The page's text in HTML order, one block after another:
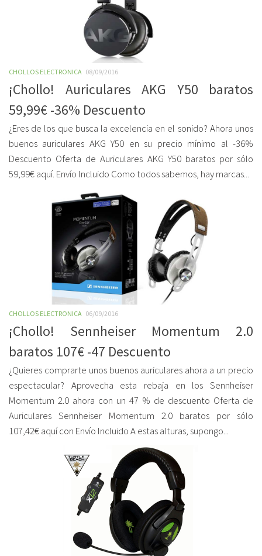
CHOLLOS ELECTRONICA 08/09/2016
¡Chollo! Auriculares AKG Y50 baratos
59,99€ -36% Descuento
¿Eres de los que busca la excelencia en el sonido? Ahora unos
buenos auriculares AKG Y50 en su precio mínimo al -36%
Descuento Oferta de Auriculares AKG Y50 baratos por sólo
59,99€ aquí. Envío Incluido Como todos sabemos, hay marcas...
CHOLLOS ELECTRONICA 06/09/2016
¡Chollo! Sennheiser Momentum 2.0
baratos 107€ -47 Descuento
¿Quieres comprarte unos buenos auriculares ahora a un precio
espectacular? Aprovecha esta rebaja en los Sennheiser
Momentum 2.0 ahora con un 47 % de descuento Oferta de
Auriculares Sennheiser Momentum 2.0 baratos por sólo
107,42€ aquí con Envío Incluido A estas alturas, supongo...